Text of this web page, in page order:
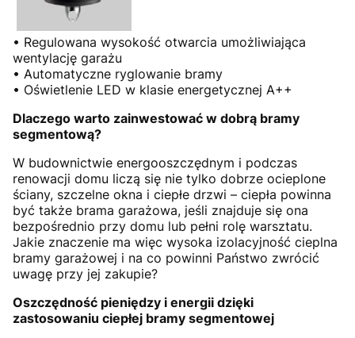
• Regulowana wysokość otwarcia umożliwiająca
wentylację garażu
• Automatyczne ryglowanie bramy
• Oświetlenie LED w klasie energetycznej A++
Dlaczego warto zainwestować w dobrą bramy
segmentową?
W budownictwie energooszczędnym i podczas
renowacji domu liczą się nie tylko dobrze ocieplone
ściany, szczelne okna i ciepłe drzwi – ciepła powinna
być także brama garażowa, jeśli znajduje się ona
bezpośrednio przy domu lub pełni rolę warsztatu.
Jakie znaczenie ma więc wysoka izolacyjność cieplna
bramy garażowej i na co powinni Państwo zwrócić
uwagę przy jej zakupie?
Oszczędność pieniędzy i energii dzięki
zastosowaniu ciepłej bramy segmentowej